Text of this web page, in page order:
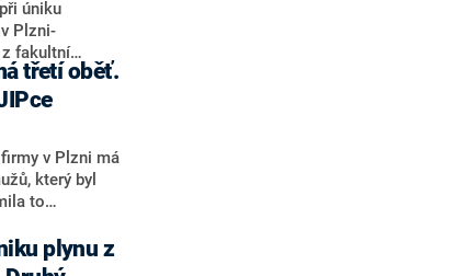
úniku
Plzni-
z fakultní
mluvčí
linka,
Situace na
spolu s
které
Kateřina
v Plzni má
který byl
to
se ráno
Plzeňští